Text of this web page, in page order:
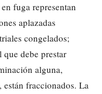
fuga representan
aplazadas
congelados;
debe prestar
alguna,
fraccionados. La